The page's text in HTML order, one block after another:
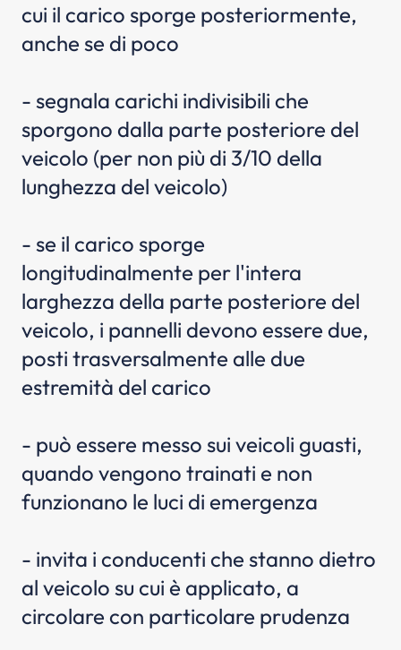
cui il carico sporge posteriormente,
anche se di poco
- segnala carichi indivisibili che
sporgono dalla parte posteriore del
veicolo (per non più di 3/10 della
lunghezza del veicolo)
- se il carico sporge
longitudinalmente per l'intera
larghezza della parte posteriore del
veicolo, i pannelli devono essere due,
posti trasversalmente alle due
estremità del carico
- può essere messo sui veicoli guasti,
quando vengono trainati e non
funzionano le luci di emergenza
- invita i conducenti che stanno dietro
al veicolo su cui è applicato, a
circolare con particolare prudenza